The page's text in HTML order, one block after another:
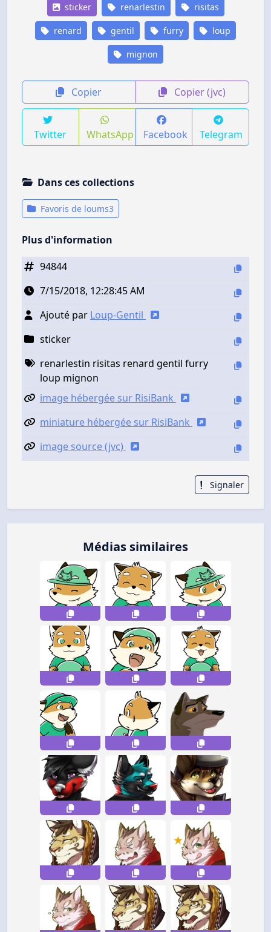
sticker renarlestin risitas
renard gentil furry loup
mignon
Copier Copier (jvc)
Twitter WhatsApp Facebook Telegram
Dans ces collections
Favoris de loums3
Plus d'information
94844
7/15/2018, 12:28:45 AM
Ajouté par Loup-Gentil
sticker
renarlestin risitas renard gentil furry
loup mignon
image hébergée sur RisiBank
miniature hébergée sur RisiBank
image source (jvc)
Signaler
Médias similaires